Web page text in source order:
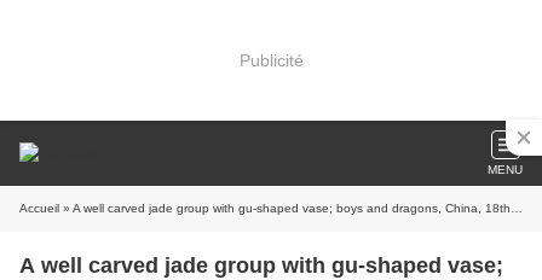
Publicité
MENU
Accueil » A well carved jade group with gu-shaped vase; boys and dragons, China, 18th/19th century
A well carved jade group with gu-shaped vase;